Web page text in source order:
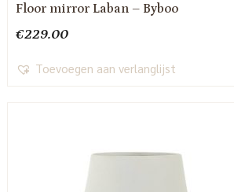
Floor mirror Laban – Byboo
€229.00
Toevoegen aan verlanglijst